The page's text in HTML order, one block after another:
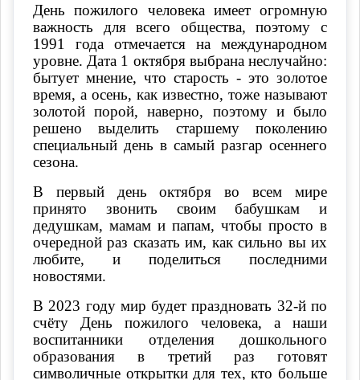
День пожилого человека имеет огромную
важность для всего общества, поэтому с
1991 года отмечается на международном
уровне. Дата 1 октября выбрана неслучайно:
бытует мнение, что старость - это золотое
время, а осень, как известно, тоже называют
золотой порой, наверно, поэтому и было
решено выделить старшему поколению
специальный день в самый разгар осеннего
сезона.
В первый день октября во всем мире
принято звонить своим бабушкам и
дедушкам, мамам и папам, чтобы просто в
очередной раз сказать им, как сильно вы их
любите, и поделиться последними
новостями.
В 2023 году мир будет праздновать 32-й по
счёту День пожилого человека, а наши
воспитанники отделения дошкольного
образования в третий раз готовят
символичные открытки для тех, кто больше